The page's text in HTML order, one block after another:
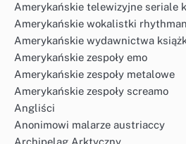
Amerykańskie telewizyjne seriale
Amerykańskie wokalistki
Amerykańskie wydawnictwa
Amerykańskie zespoły emo
Amerykańskie zespoły metalowe
Amerykańskie zespoły screamo
Angliści
Anonimowi malarze austriaccy
Archipelag Arktyczny